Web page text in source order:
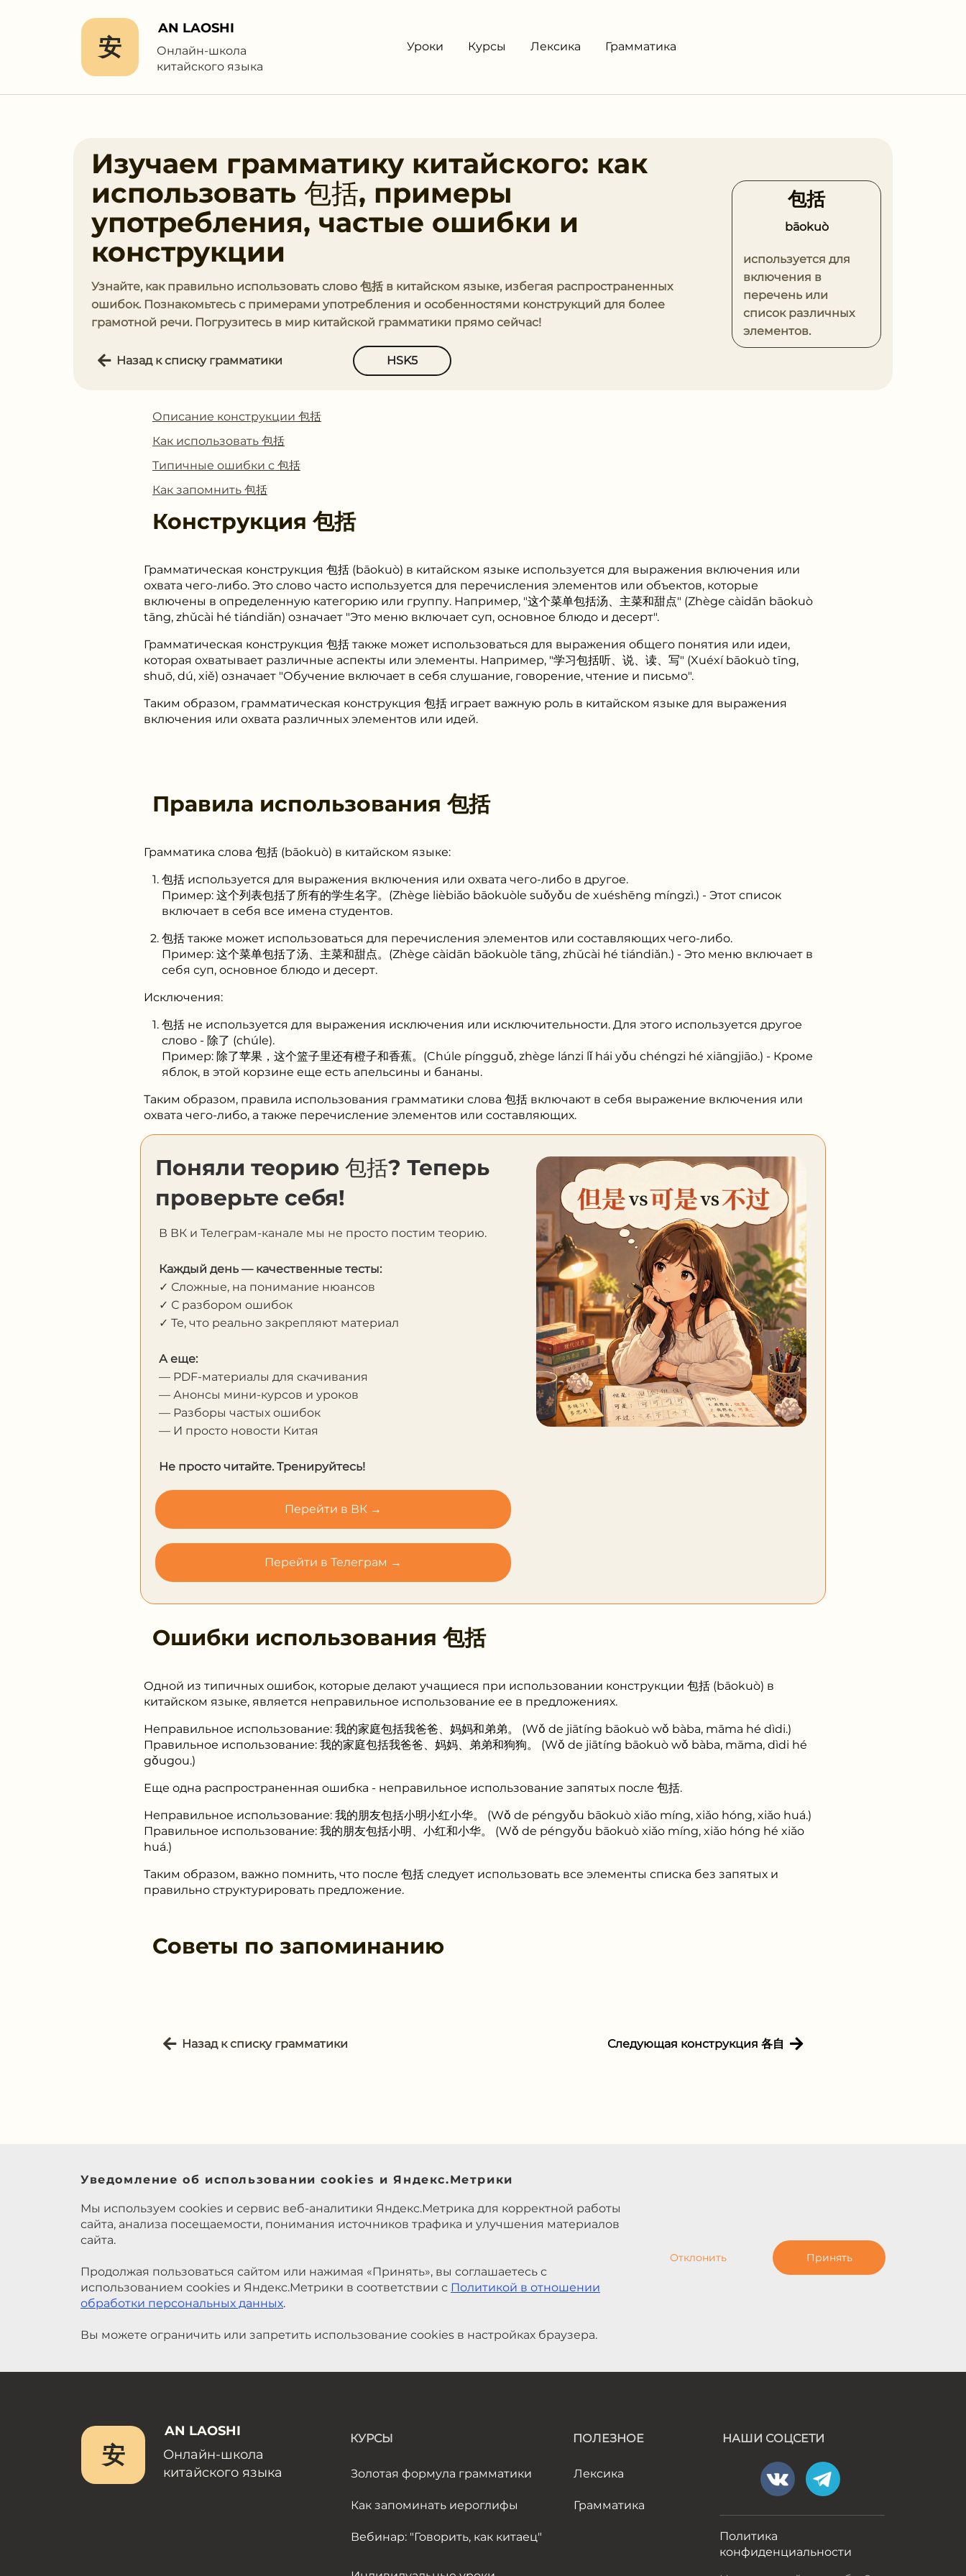
安
AN LAOSHI
Онлайн-школа
китайского языка
Уроки Курсы Лексика Грамматика
Изучаем грамматику китайского: как
использовать 包括, примеры
употребления, частые ошибки и
конструкции
Узнайте, как правильно использовать слово 包括 в китайском языке, избегая распространенных
ошибок. Познакомьтесь с примерами употребления и особенностями конструкций для более
грамотной речи. Погрузитесь в мир китайской грамматики прямо сейчас!
Назад к списку грамматики HSK5
包括
bāokuò
используется для
включения в
перечень или
список различных
элементов.
Описание конструкции 包括
Как использовать 包括
Типичные ошибки с 包括
Как запомнить 包括
Конструкция 包括
Грамматическая конструкция 包括 (bāokuò) в китайском языке используется для выражения включения или
охвата чего-либо. Это слово часто используется для перечисления элементов или объектов, которые
включены в определенную категорию или группу. Например, "这个菜单包括汤、主菜和甜点" (Zhège càidān bāokuò
tāng, zhǔcài hé tiándiǎn) означает "Это меню включает суп, основное блюдо и десерт".
Грамматическая конструкция 包括 также может использоваться для выражения общего понятия или идеи,
которая охватывает различные аспекты или элементы. Например, "学习包括听、说、读、写" (Xuéxí bāokuò tīng,
shuō, dú, xiě) означает "Обучение включает в себя слушание, говорение, чтение и письмо".
Таким образом, грамматическая конструкция 包括 играет важную роль в китайском языке для выражения
включения или охвата различных элементов или идей.
Правила использования 包括
Грамматика слова 包括 (bāokuò) в китайском языке:
包括 используется для выражения включения или охвата чего-либо в другое.
Пример: 这个列表包括了所有的学生名字。(Zhège lièbiǎo bāokuòle suǒyǒu de xuéshēng míngzì.) - Этот список
включает в себя все имена студентов.
包括 также может использоваться для перечисления элементов или составляющих чего-либо.
Пример: 这个菜单包括了汤、主菜和甜点。(Zhège càidān bāokuòle tāng, zhǔcài hé tiándiǎn.) - Это меню включает в
себя суп, основное блюдо и десерт.
Исключения:
包括 не используется для выражения исключения или исключительности. Для этого используется другое
слово - 除了 (chúle).
Пример: 除了苹果，这个篮子里还有橙子和香蕉。(Chúle píngguǒ, zhège lánzi lǐ hái yǒu chéngzi hé xiāngjiāo.) - Кроме
яблок, в этой корзине еще есть апельсины и бананы.
Таким образом, правила использования грамматики слова 包括 включают в себя выражение включения или
охвата чего-либо, а также перечисление элементов или составляющих.
Поняли теорию 包括? Теперь
проверьте себя!
В ВК и Телеграм-канале мы не просто постим теорию.
Каждый день — качественные тесты:
✓ Сложные, на понимание нюансов
✓ С разбором ошибок
✓ Те, что реально закрепляют материал
А еще:
— PDF-материалы для скачивания
— Анонсы мини-курсов и уроков
— Разборы частых ошибок
— И просто новости Китая
Не просто читайте. Тренируйтесь!
Перейти в ВК →
Перейти в Телеграм →
Ошибки использования 包括
Одной из типичных ошибок, которые делают учащиеся при использовании конструкции 包括 (bāokuò) в
китайском языке, является неправильное использование ее в предложениях.
Неправильное использование: 我的家庭包括我爸爸、妈妈和弟弟。 (Wǒ de jiātíng bāokuò wǒ bàba, māma hé dìdi.)
Правильное использование: 我的家庭包括我爸爸、妈妈、弟弟和狗狗。 (Wǒ de jiātíng bāokuò wǒ bàba, māma, dìdi hé
gǒugou.)
Еще одна распространенная ошибка - неправильное использование запятых после 包括.
Неправильное использование: 我的朋友包括小明小红小华。 (Wǒ de péngyǒu bāokuò xiǎo míng, xiǎo hóng, xiǎo huá.)
Правильное использование: 我的朋友包括小明、小红和小华。 (Wǒ de péngyǒu bāokuò xiǎo míng, xiǎo hóng hé xiǎo
huá.)
Таким образом, важно помнить, что после 包括 следует использовать все элементы списка без запятых и
правильно структурировать предложение.
Советы по запоминанию
Назад к списку грамматики Следующая конструкция 各⾃
Уведомление об использовании cookies и Яндекс.Метрики
Мы используем cookies и сервис веб-аналитики Яндекс.Метрика для корректной работы
сайта, анализа посещаемости, понимания источников трафика и улучшения материалов
сайта.
Продолжая пользоваться сайтом или нажимая «Принять», вы соглашаетесь с
использованием cookies и Яндекс.Метрики в соответствии с Политикой в отношении
обработки персональных данных.
Вы можете ограничить или запретить использование cookies в настройках браузера.
Отклонить Принять
安
AN LAOSHI
Онлайн-школа
китайского языка
КУРСЫ
Золотая формула грамматики
Как запоминать иероглифы
Вебинар: "Говорить, как китаец"
ПОЛЕЗНОЕ
Лексика
Грамматика
НАШИ СОЦСЕТИ
Политика
конфиденциальности